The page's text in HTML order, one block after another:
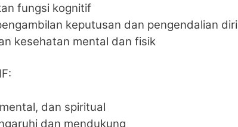
fungsi kognitif
keputusan dan pengendalian diri
kesehatan mental dan fisik
dan spiritual
dan mendukung